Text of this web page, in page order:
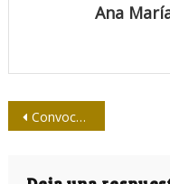
Ana
Navegación
Convocan al Premio Literario Casa de las Américas 2025